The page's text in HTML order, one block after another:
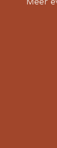
Meer